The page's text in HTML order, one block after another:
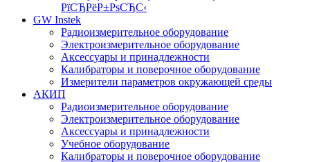
РїСЂРёР±РѕСЂС‹
GW Instek
Радиоизмерительное оборудование
Электроизмерительное оборудование
Аксессуары и принадлежности
Калибраторы и поверочное оборудование
Измерители параметров окружающей среды
АКИП
Радиоизмерительное оборудование
Электроизмерительное оборудование
Аксессуары и принадлежности
Учебное оборудование
Калибраторы и поверочное оборудование